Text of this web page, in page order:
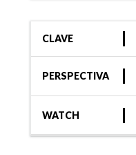
CLAVE
PERSPECTIVA
WATCH